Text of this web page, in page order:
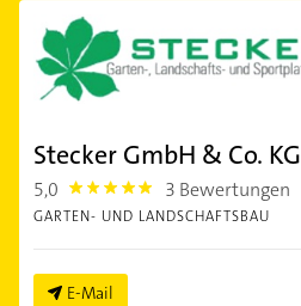
Stecker GmbH & Co. KG
5,0 5.0 3 Bewertungen
GARTEN- UND LANDSCHAFTSBAU
E-Mail